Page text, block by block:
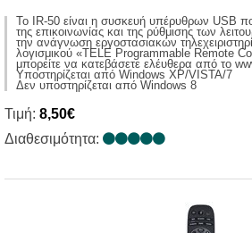
Το IR-50 είναι η συσκευή υπέρυθρων USB
της επικοινωνίας και της ρύθμισης των
την ανάγνωση εργοστασιακών
λογισμικού «TELE Programmable Remote
μπορείτε να κατεβάσετε ελέυθερα από το
Υποστηρίζεται από Windows XP/VISTA/7
Δεν υποστηρίζεται από Windows 8
Τιμή: 8,50€
Διαθεσιμότητα: